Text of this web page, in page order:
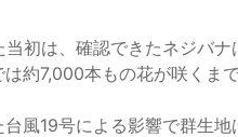
初は、確認できたネジバ
約7,000本もの花が咲くま
風19号による影響で群生